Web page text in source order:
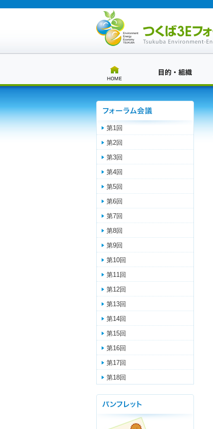
第1回
第2回
第3回
第4回
第5回
第6回
第7回
第8回
第9回
第10回
第11回
第12回
第13回
第14回
第15回
第16回
第17回
第18回